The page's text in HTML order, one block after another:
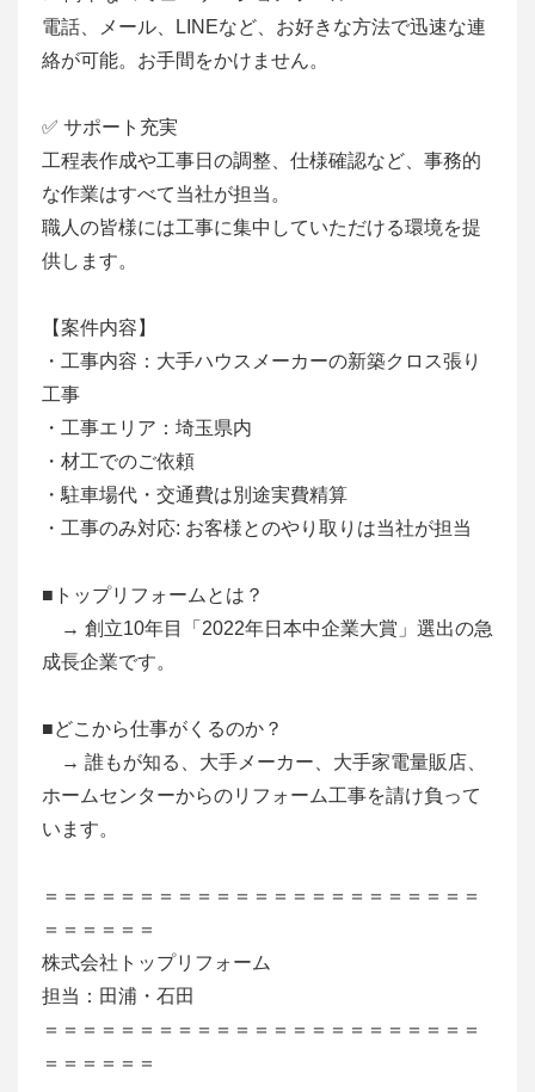
電話、メール、LINEなど、お好きな方法で迅速な連
絡が可能。お手間をかけません。
✅ サポート充実
工程表作成や工事日の調整、仕様確認など、事務的
な作業はすべて当社が担当。
職人の皆様には工事に集中していただける環境を提
供します。
【案件内容】
・工事内容：大手ハウスメーカーの新築クロス張り
工事
・工事エリア：埼玉県内
・材工でのご依頼
・駐車場代・交通費は別途実費精算
・工事のみ対応: お客様とのやり取りは当社が担当
■トップリフォームとは？
→ 創立10年目「2022年日本中企業大賞」選出の急
成長企業です。
■どこから仕事がくるのか？
→ 誰もが知る、大手メーカー、大手家電量販店、
ホームセンターからのリフォーム工事を請け負って
います。
＝＝＝＝＝＝＝＝＝＝＝＝＝＝＝＝＝＝＝＝＝＝＝
＝＝＝＝＝＝
株式会社トップリフォーム
担当：田浦・石田
＝＝＝＝＝＝＝＝＝＝＝＝＝＝＝＝＝＝＝＝＝＝＝
＝＝＝＝＝＝